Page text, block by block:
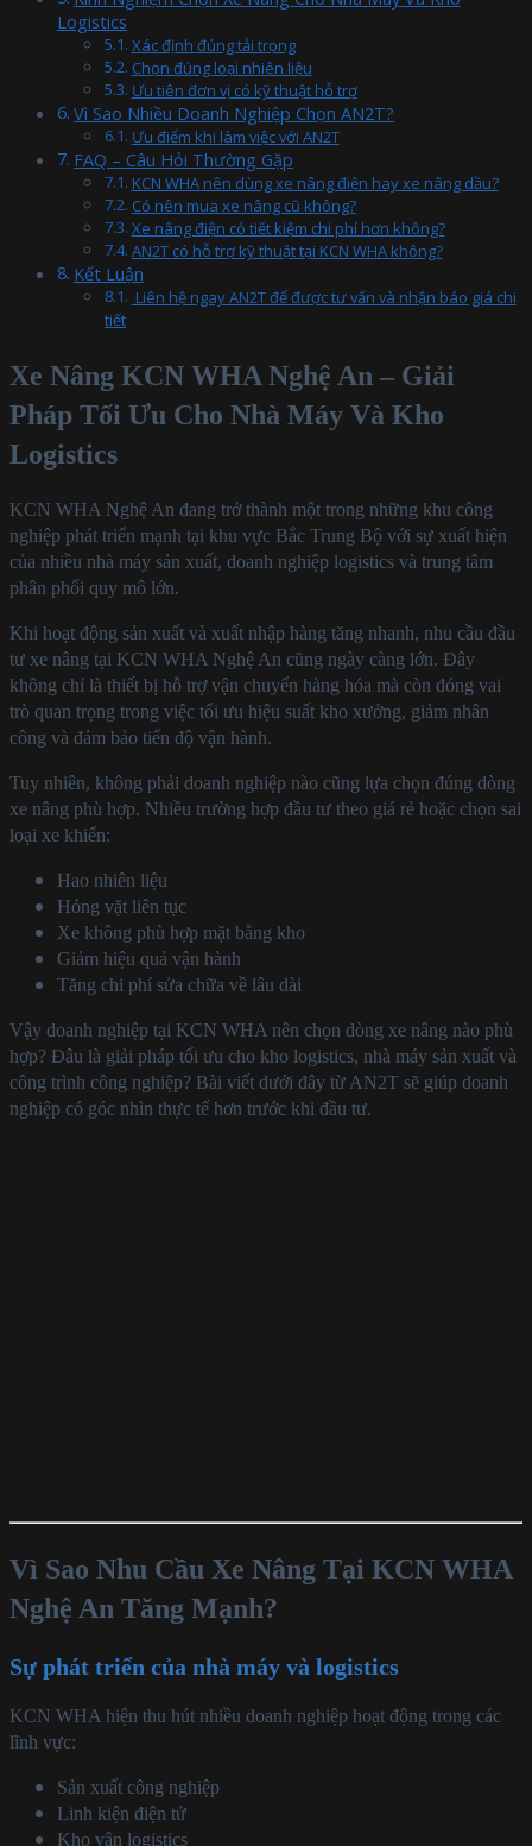
Logistics
Xác định đúng tải trọng
Chọn đúng loại nhiên liệu
Ưu tiên đơn vị có kỹ thuật hỗ trợ
Vì Sao Nhiều Doanh Nghiệp Chọn AN2T?
Ưu điểm khi làm việc với AN2T
FAQ – Câu Hỏi Thường Gặp
KCN WHA nên dùng xe nâng điện hay xe nâng dầu?
Có nên mua xe nâng cũ không?
Xe nâng điện có tiết kiệm chi phí hơn không?
AN2T có hỗ trợ kỹ thuật tại KCN WHA không?
Kết Luận
Liên hệ ngay AN2T để được tư vấn và nhận báo giá chi
tiết
Xe Nâng KCN WHA Nghệ An – Giải
Pháp Tối Ưu Cho Nhà Máy Và Kho
Logistics
KCN WHA Nghệ An đang trở thành một trong những khu công
nghiệp phát triển mạnh tại khu vực Bắc Trung Bộ với sự xuất hiện
của nhiều nhà máy sản xuất, doanh nghiệp logistics và trung tâm
phân phối quy mô lớn.
Khi hoạt động sản xuất và xuất nhập hàng tăng nhanh, nhu cầu đầu
tư xe nâng tại KCN WHA Nghệ An cũng ngày càng lớn. Đây
không chỉ là thiết bị hỗ trợ vận chuyển hàng hóa mà còn đóng vai
trò quan trọng trong việc tối ưu hiệu suất kho xưởng, giảm nhân
công và đảm bảo tiến độ vận hành.
Tuy nhiên, không phải doanh nghiệp nào cũng lựa chọn đúng dòng
xe nâng phù hợp. Nhiều trường hợp đầu tư theo giá rẻ hoặc chọn sai
loại xe khiến:
Hao nhiên liệu
Hỏng vặt liên tục
Xe không phù hợp mặt bằng kho
Giảm hiệu quả vận hành
Tăng chi phí sửa chữa về lâu dài
Vậy doanh nghiệp tại KCN WHA nên chọn dòng xe nâng nào phù
hợp? Đâu là giải pháp tối ưu cho kho logistics, nhà máy sản xuất và
công trình công nghiệp? Bài viết dưới đây từ AN2T sẽ giúp doanh
nghiệp có góc nhìn thực tế hơn trước khi đầu tư.
Vì Sao Nhu Cầu Xe Nâng Tại KCN WHA
Nghệ An Tăng Mạnh?
Sự phát triển của nhà máy và logistics
KCN WHA hiện thu hút nhiều doanh nghiệp hoạt động trong các
lĩnh vực:
Sản xuất công nghiệp
Linh kiện điện tử
Kho vận logistics